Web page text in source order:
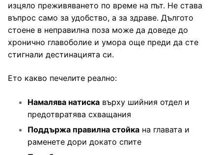
изцяло преживяването по време на път. Не става
въпрос само за удобство, а за здраве. Дългото
стоене в неправилна поза може да доведе до
хронично главоболие и умора още преди да сте
стигнали дестинацията си.
Ето какво печелите реално:
Намалява натиска върху шийния отдел и
предотвратява схващания
Поддържа правилна стойка на главата и
раменете дори докато спите